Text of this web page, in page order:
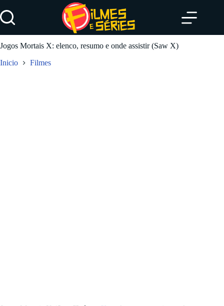
para
o
Jogos Mortais X: elenco, resumo e onde assistir (Saw X)
Inicio Filmes